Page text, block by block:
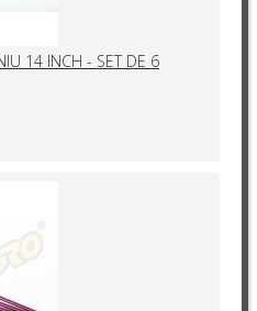
14 INCH - SET DE 6